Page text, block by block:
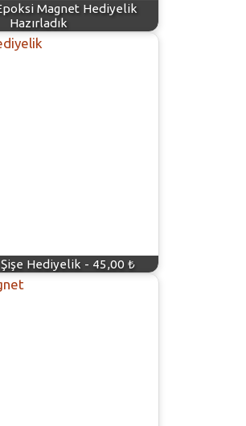
Magnet Hediyelik
Hazırladık
Hediyelik - 45,00 ₺